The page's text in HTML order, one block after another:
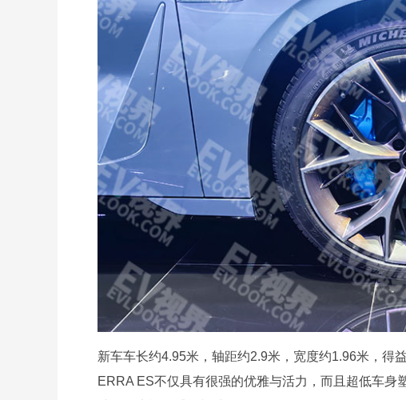
新车车长约4.95米，轴距约2.9米，宽度约1.96米，得
ERRA ES不仅具有很强的优雅与活力，而且超低车